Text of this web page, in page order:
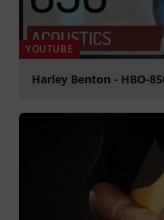
YOUTUBE
Harley Benton - HBO-